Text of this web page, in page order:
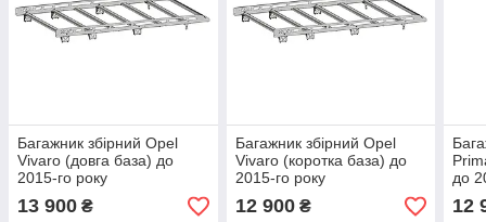
Багажник збірний Opel
Vivaro (довга база) до
2015-го року
13 900 ₴
Багажник збірний Opel
Vivaro (коротка база) до
2015-го року
12 900₴
до
12